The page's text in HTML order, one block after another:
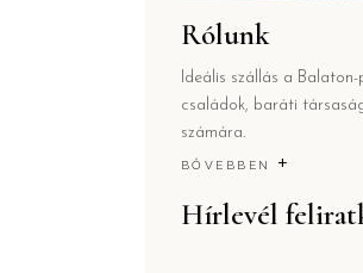
Rólunk
Ideális szállás a
családok, baráti
számára.
BŐVEBBEN +
Hírlevél